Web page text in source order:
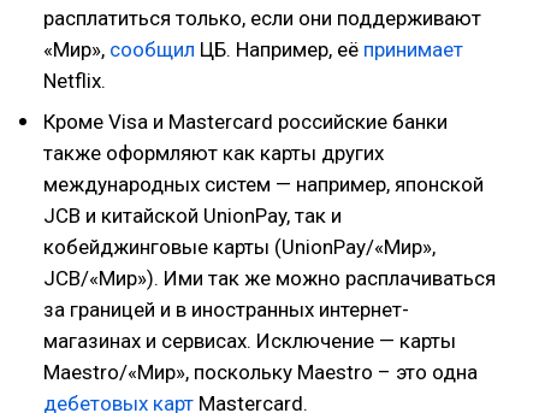
расплатиться только, если они поддерживают
«Мир», сообщил ЦБ. Например, её принимает
Netflix.
Кроме Visa и Mastercard российские банки
также оформляют как карты других
международных систем — например, японской
JCB и китайской UnionPay, так и
кобейджинговые карты (UnionPay/«Мир»,
JCB/«Мир»). Ими так же можно расплачиваться
за границей и в иностранных интернет-
магазинах и сервисах. Исключение — карты
Maestro/«Мир», поскольку Maestro – это одна
дебетовых карт Mastercard.